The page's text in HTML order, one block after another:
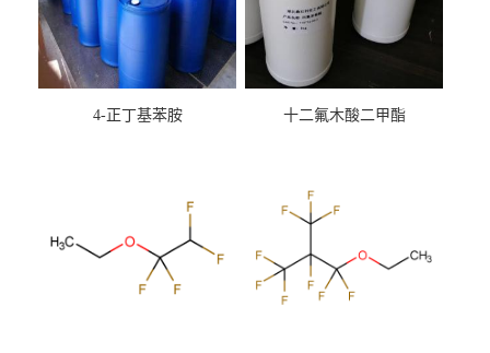
4-正丁基苯胺 十二氟木酸二甲酯